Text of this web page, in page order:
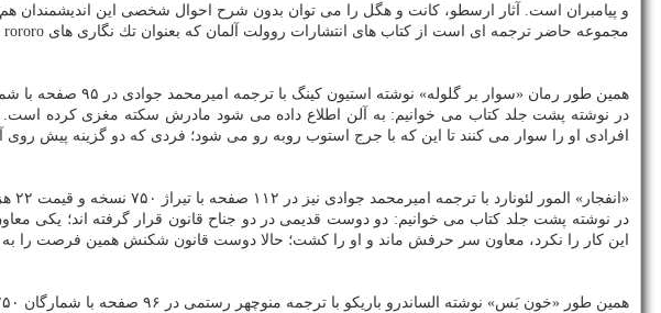
و پیامبران است. آثار ارسطو، كانت و هگل را می توان بدون شرح احوال شخصی این اندیشمندان
مجموعه حاضر ترجمه ای است از كتاب های انتشارات روولت آلمان كه بعنوان تك نگاری های rororo انتشار یافته و مورد توجه دانشگاهیان، پژوهشگران و مخاطبان عام قرار گرفته است.
همین طور رمان «سوار بر گلوله» نوشته استیون كینگ با ترجمه امیرمحمد جوادی در ۹۵ صفحه با شمارگان ۷۵۰ نسخه و قیمت ۱۹ هزار تومان در بنگاه ترجمه و نشر كتاب پارسه انتشار یافته است.
در نوشته پشت جلد كتاب می خوانیم: به آلن اطلاع داده می شود مادرش سكته مغزی كرده است.
افرادی او را سوار می كنند تا این كه با جرج استوب روبه رو می شود؛ فردی كه دو گزینه پیش روی
«انفجار» المور لئونارد با ترجمه امیرمحمد جوادی نیز در ۱۱۲ صفحه با تیراژ ۷۵۰ نسخه و قیمت ۲۲ هزار تومان در نشر مورد اشاره عرضه شده است.
در نوشته پشت جلد كتاب می خوانیم: دو دوست قدیمی در دو جناح قانون قرار گرفته اند؛ یكی
این كار را نكرد، معاون سر حرفش ماند و او را كشت؛ حالا دوست قانون شكنش همین فرصت را به
همین طور «خون بَس» نوشته الساندرو باریكو با ترجمه منوچهر رستمی در ۹۶ صفحه با شمارگان ۷۵۰ نسخه و بهای ۲۰هزار تومان در نشر مورد اشاره راهی بازار شده است.